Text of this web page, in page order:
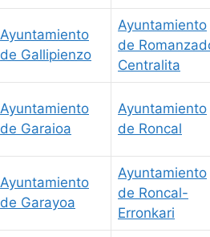
Ayuntamiento
de Gallipienzo
Ayuntamiento
de
Centralita
Ayuntamiento
de Garaioa
Ayuntamiento
de Roncal
Ayuntamiento
de Garayoa
Ayuntamiento
de Roncal-
Erronkari